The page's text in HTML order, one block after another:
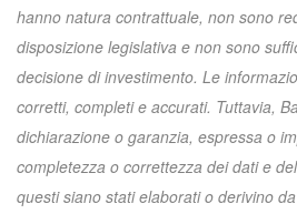
hanno natura contrattuale, non sono
disposizione legislativa e non sono
decisione di investimento. Le
corretti, completi e accurati. Tuttavia,
dichiarazione o garanzia, espressa o
completezza o correttezza dei dati e
questi siano stati elaborati o derivino